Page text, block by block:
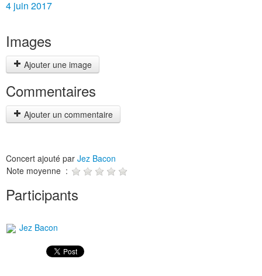
4 juin 2017
Images
Ajouter une image
Commentaires
Ajouter un commentaire
Concert ajouté par Jez Bacon
Note moyenne :
Participants
Jez Bacon